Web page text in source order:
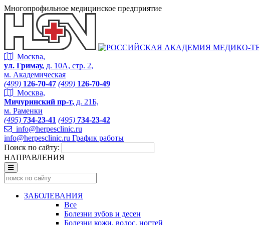
Многопрофильное медицинское предприятие
Москва,
ул. Гримау, д. 10А, стр. 2,
м. Академическая
(499) 126-70-47 (499) 126-70-49
Москва,
Мичуринский пр-т, д. 21Б,
м. Раменки
(495) 734-23-41 (495) 734-23-42
info@herpesclinic.ru
info@herpesclinic.ru График работы
Поиск по сайту:
НАПРАВЛЕНИЯ
ЗАБОЛЕВАНИЯ
Все
Болезни зубов и десен
Болезни кожи, волос, ногтей